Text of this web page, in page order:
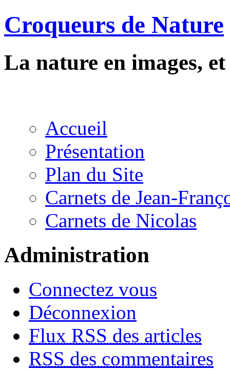
Croqueurs de Nature
La nature en images,
Accueil
Présentation
Plan du Site
Carnets de Jean-
Carnets de Nicolas
Administration
Connectez vous
Déconnexion
Flux RSS des articles
RSS des commentaires